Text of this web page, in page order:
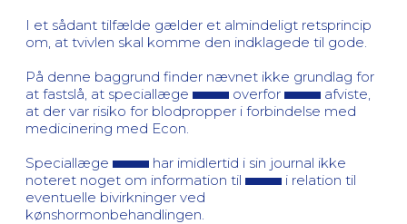
I et sådant tilfælde gælder et almindeligt retsprincip
om, at tvivlen skal komme den indklagede til gode.
På denne baggrund finder nævnet ikke grundlag for
at fastslå, at speciallæge
overfor
afviste,
at der var risiko for blodpropper i forbindelse med
medicinering med Econ.
Speciallæge
har imidlertid i sin journal ikke
noteret noget om information til
i relation til
eventuelle bivirkninger ved
kønshormonbehandlingen.